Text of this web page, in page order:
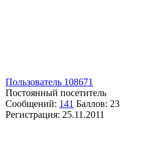
Пользователь 108671
Постоянный посетитель
Сообщений: 141 Баллов: 23
Регистрация: 25.11.2011